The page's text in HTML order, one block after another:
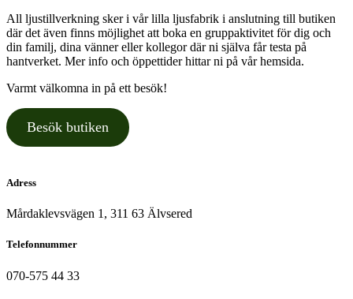
All ljustillverkning sker i vår lilla ljusfabrik i anslutning till butiken
där det även finns möjlighet att boka en gruppaktivitet för dig och
din familj, dina vänner eller kollegor där ni själva får testa på
hantverket. Mer info och öppettider hittar ni på vår hemsida.
Varmt välkomna in på ett besök!
Besök butiken
Adress
Mårdaklevsvägen 1, 311 63 Älvsered
Telefonnummer
070-575 44 33